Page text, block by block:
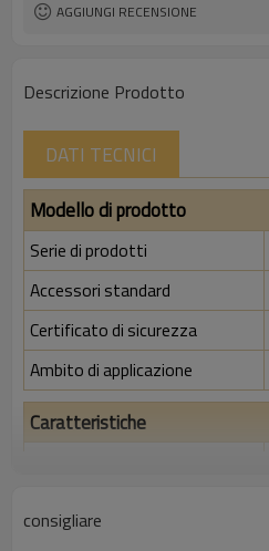
AGGIUNGI RECENSIONE
Descrizione Prodotto
DATI TECNICI
Modello di prodotto
Serie di prodotti
Accessori standard
Certificato di sicurezza
Ambito di applicazione
Caratteristiche
consigliare